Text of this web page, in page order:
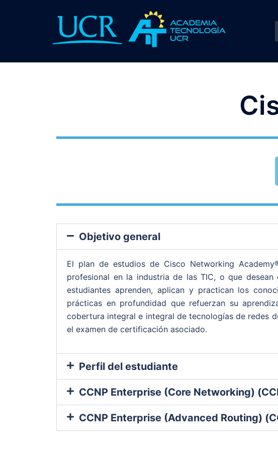
Objetivo general
El plan de estudios de Cisco Networking
profesional en la industria de las TIC, o que
estudiantes aprenden, aplican y practican los
prácticas en profundidad que refuerzan su
cobertura integral e integral de tecnologías de redes
el examen de certificación asociado.
Perfil del estudiante
CCNP Enterprise (Core Networking)
CCNP Enterprise (Advanced Routing)